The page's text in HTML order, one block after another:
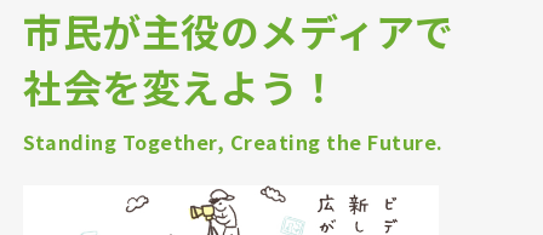
市民が主役のメディアで
社会を変えよう！
Standing Together, Creating the Future.